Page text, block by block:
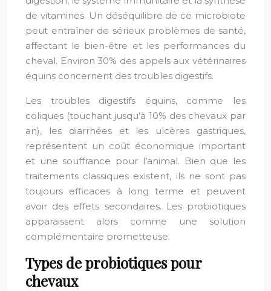
de vitamines. Un déséquilibre de ce microbiote
peut entraîner de sérieux problèmes de santé,
affectant le bien-être et les performances du
cheval. Environ 30% des appels aux vétérinaires
équins concernent des troubles digestifs.
Les troubles digestifs équins, comme les
coliques (touchant jusqu’à 10% des chevaux par
an), les diarrhées et les ulcères gastriques,
représentent un coût économique important
et une souffrance pour l’animal. Bien que les
traitements classiques existent, ils ne sont pas
toujours efficaces à long terme et peuvent
avoir des effets secondaires. Les probiotiques
apparaissent alors comme une solution
complémentaire prometteuse.
Types de probiotiques pour
chevaux